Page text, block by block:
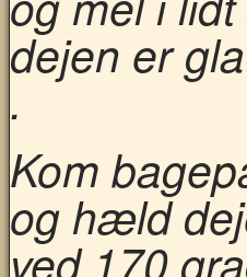
dejen er
.
Kom
og hæld
ved 170